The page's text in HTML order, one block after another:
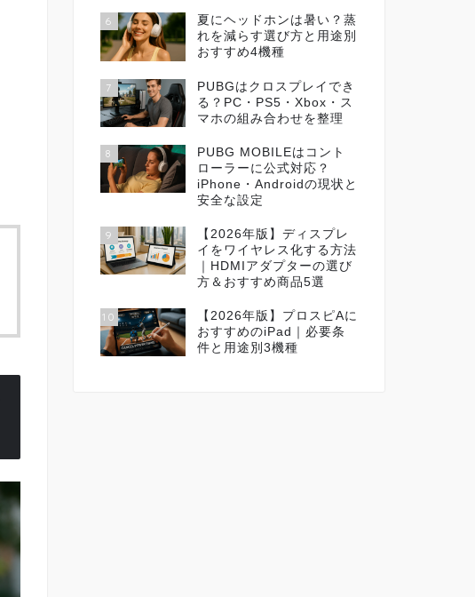
6
夏にヘッドホンは暑い？蒸
れを減らす選び方と用途別
おすすめ4機種
7
PUBGはクロスプレイでき
る？PC・PS5・Xbox・ス
マホの組み合わせを整理
8
PUBG MOBILEはコント
ローラーに公式対応？
iPhone・Androidの現状と
安全な設定
9
【2026年版】ディスプレ
イをワイヤレス化する方法
｜HDMIアダプターの選び
方＆おすすめ商品5選
10
【2026年版】プロスピAに
おすすめのiPad｜必要条
件と用途別3機種